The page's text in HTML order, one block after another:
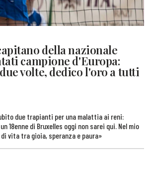
della nazionale
campione d'Europa:
volte, dedico l'oro a tutti
due trapianti per una malattia ai reni:
18enne di Bruxelles oggi non sarei qui. Nel mio
vita tra gioia, speranza e paura»